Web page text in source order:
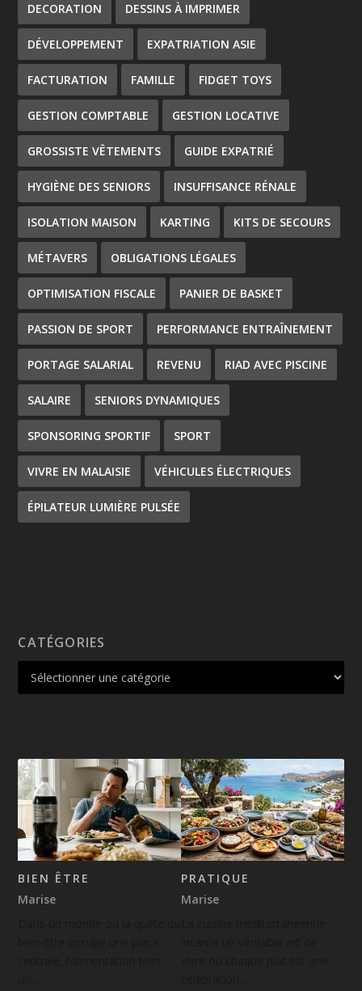
DECORATION DESSINS À IMPRIMER
DÉVELOPPEMENT EXPATRIATION ASIE
FACTURATION FAMILLE FIDGET TOYS
GESTION COMPTABLE GESTION LOCATIVE
GROSSISTE VÊTEMENTS GUIDE EXPATRIÉ
HYGIÈNE DES SENIORS INSUFFISANCE RÉNALE
ISOLATION MAISON KARTING KITS DE SECOURS
MÉTAVERS OBLIGATIONS LÉGALES
OPTIMISATION FISCALE PANIER DE BASKET
PASSION DE SPORT PERFORMANCE ENTRAÎNEMENT
PORTAGE SALARIAL REVENU RIAD AVEC PISCINE
SALAIRE SENIORS DYNAMIQUES
SPONSORING SPORTIF SPORT
VIVRE EN MALAISIE VÉHICULES ÉLECTRIQUES
ÉPILATEUR LUMIÈRE PULSÉE
CATÉGORIES
BIEN ÊTRE
Marise
PRATIQUE
Marise